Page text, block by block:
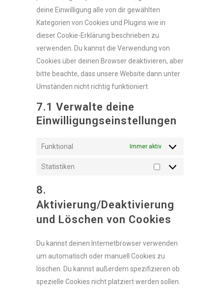
deine Einwilligung alle von dir gewählten
Kategorien von Cookies und Plugins wie in
dieser Cookie-Erklärung beschrieben zu
verwenden. Du kannst die Verwendung von
Cookies über deinen Browser deaktivieren, aber
bitte beachte, dass unsere Website dann unter
Umständen nicht richtig funktioniert.
7.1 Verwalte deine
Einwilligungseinstellungen
Funktional Immer aktiv
Statistiken
8.
Aktivierung/Deaktivierung
und Löschen von Cookies
Du kannst deinen Internetbrowser verwenden
um automatisch oder manuell Cookies zu
löschen. Du kannst außerdem spezifizieren ob
spezielle Cookies nicht platziert werden sollen.